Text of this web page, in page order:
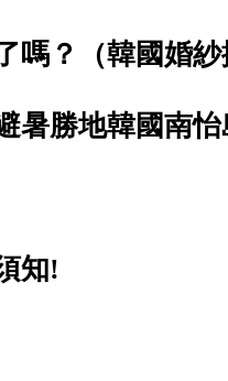
嗎？（韓國婚
避暑勝地韓國
旅遊攻
期赴韓